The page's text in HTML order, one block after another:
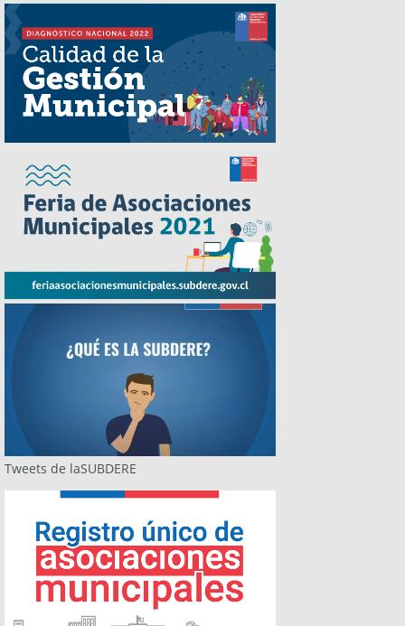
Tweets de laSUBDERE